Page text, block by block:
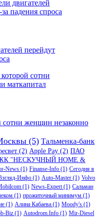
перейдут
женщин незаконно
(5) Тальменка-банк
(2) Apple Pay (2) ПАО
"НЕСКУЧНЫЙ HOME &
News (1) Finanse-Info (1) Сегодня в
Инфо (1) Auto-Master (1) Volvo
(1) News-Expert(1) Сальман
(1) прожиточный минимум (1)
(1) Алина Кабаева (1) Moody's (1)
Biz (1) Autodrom.Info (1) Mir-Diesel